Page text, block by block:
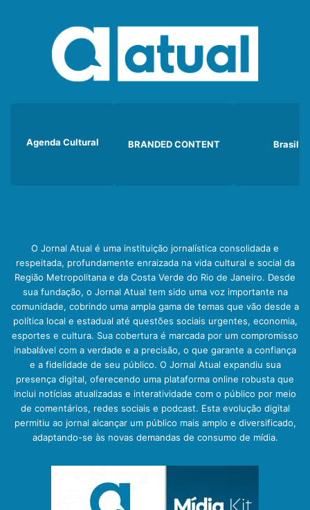
Agenda Cultural BRANDED CONTENT Brasil
O Jornal Atual é uma instituição jornalística consolidada e
respeitada, profundamente enraizada na vida cultural e social da
Região Metropolitana e da Costa Verde do Rio de Janeiro. Desde
sua fundação, o Jornal Atual tem sido uma voz importante na
comunidade, cobrindo uma ampla gama de temas que vão desde a
política local e estadual até questões sociais urgentes, economia,
esportes e cultura. Sua cobertura é marcada por um compromisso
inabalável com a verdade e a precisão, o que garante a confiança
e a fidelidade de seu público. O Jornal Atual expandiu sua
presença digital, oferecendo uma plataforma online robusta que
inclui notícias atualizadas e interatividade com o público por meio
de comentários, redes sociais e podcast. Esta evolução digital
permitiu ao jornal alcançar um público mais amplo e diversificado,
adaptando-se às novas demandas de consumo de mídia.